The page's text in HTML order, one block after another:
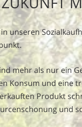
unseren
mehr als nur ein
Konsum und eine
Produkt
und